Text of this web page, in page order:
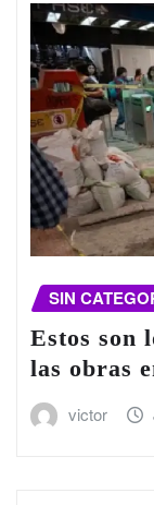
SIN
Estos son
las obras
victor